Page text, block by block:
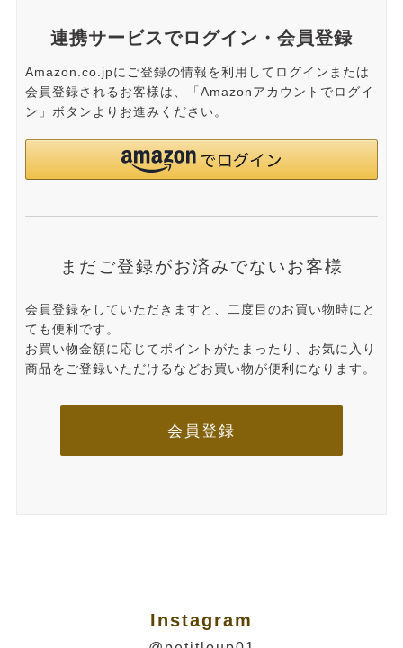
連携サービスでログイン・会員登録
Amazon.co.jpにご登録の情報を利用してログインまたは
会員登録されるお客様は、「Amazonアカウントでログイ
ン」ボタンよりお進みください。
まだご登録がお済みでないお客様
会員登録をしていただきますと、二度目のお買い物時にと
ても便利です。
お買い物金額に応じてポイントがたまったり、お気に入り
商品をご登録いただけるなどお買い物が便利になります。
会員登録
Instagram